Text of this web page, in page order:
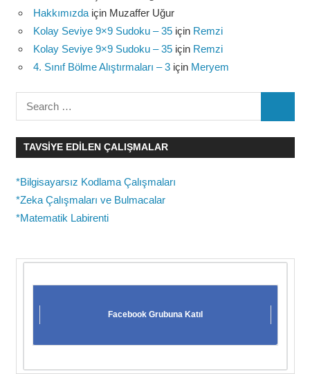
Hakkımızda için Muzaffer Uğur
Kolay Seviye 9×9 Sudoku – 35 için Remzi
Kolay Seviye 9×9 Sudoku – 35 için Remzi
4. Sınıf Bölme Alıştırmaları – 3 için Meryem
Search
for:
TAVSIYE EDILEN ÇALIŞMALAR
*Bilgisayarsız Kodlama Çalışmaları
*Zeka Çalışmaları ve Bulmacalar
*Matematik Labirenti
Facebook Grubuna Katıl